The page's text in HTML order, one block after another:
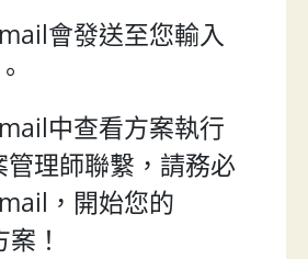
會發送至您輸入
中查看方案執行
管理師聯繫，請務必
，開始您的
！